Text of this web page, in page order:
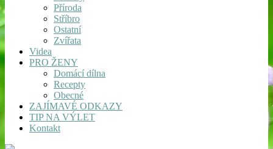
Příroda
Stříbro
Ostatní
Zvířata
Videa
PRO ŽENY
Domácí dílna
Recepty
Obecné
ZAJÍMAVÉ ODKAZY
TIP NA VÝLET
Kontakt